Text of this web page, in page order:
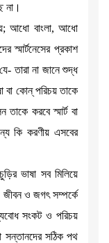
না।
আধো বাংলা, আধো
স্মার্টনেসের প্রকাশ
তারা না জানে শুদ্ধ
বা কোন্ পরিচয় তাকে
করবে স্মার্ট বা
কি করণীয় এসবের
ভাষা সব মিলিয়ে
ও জগৎ সম্পর্কে
সংকট ও পরিচয়
সন্তানদের সঠিক পথ